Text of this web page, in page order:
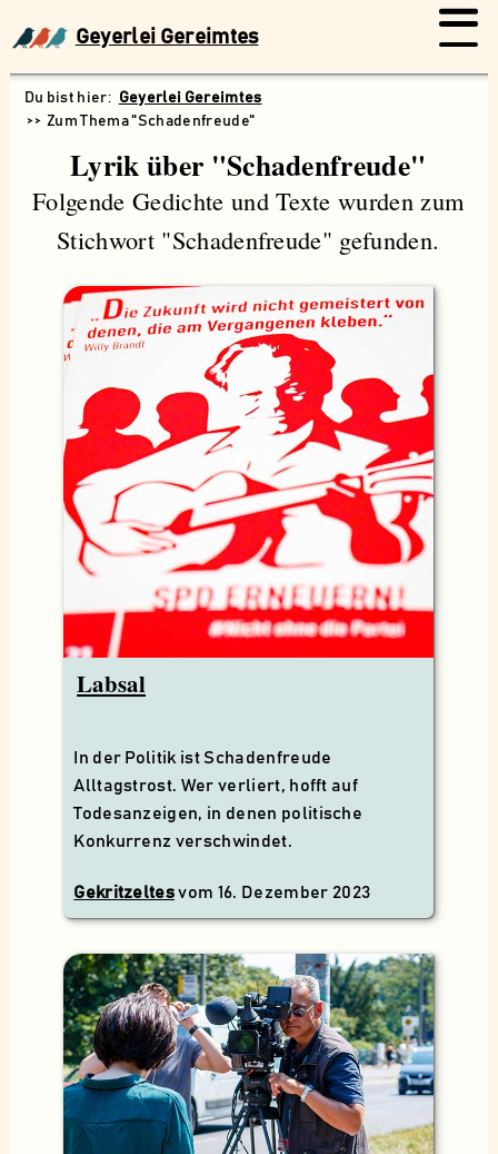
Geyerlei Gereimtes
Suchen
Geyerlei Gereimtes
Zum Thema "Schadenfreude"
Lyrik über "Schadenfreude"
Folgende Gedichte und Texte wurden zum
Stichwort "Schadenfreude" gefunden.
Labsal
In der Politik ist Schadenfreude
Alltagstrost. Wer verliert, hofft auf
Todesanzeigen, in denen politische
Konkurrenz verschwindet.
Gekritzeltesvom 16. Dezember 2023